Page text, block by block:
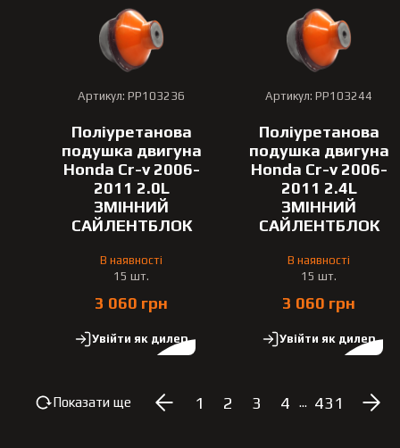
Артикул: PP103236
Поліуретанова
подушка двигуна
Honda Cr-v 2006-
2011 2.0L
ЗМІННИЙ
САЙЛЕНТБЛОК
В наявності
15 шт.
3 060 грн
Увійти як дилер
Артикул: PP103244
Поліуретанова
подушка двигуна
Honda Cr-v 2006-
2011 2.4L
ЗМІННИЙ
САЙЛЕНТБЛОК
В наявності
15 шт.
3 060 грн
Увійти як дилер
Показати ще 1 2 3 4 ... 431